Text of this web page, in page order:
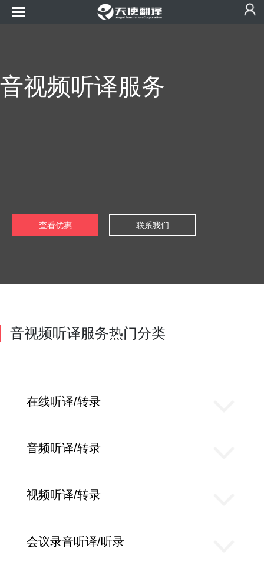
音视频听译服务
查看优惠 联系我们
音视频听译服务热门分类
在线听译/转录
音频听译/转录
视频听译/转录
会议录音听译/听录